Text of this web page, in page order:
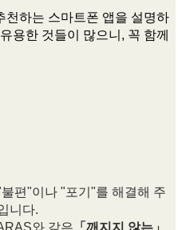
천하는 스마트폰 앱을 설명하
용한 것들이 많으니, 꼭 함께
편"이나 "포기"를 해결해 주
니다.
와 같은 「깨지지 않는」